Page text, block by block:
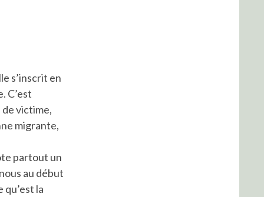
s’inscrit en
C’est
victime,
migrante,
partout un
au début
qu’est la